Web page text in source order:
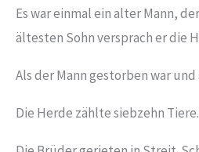
Es war einmal ein alter Mann,
ältesten Sohn versprach er die
Als der Mann gestorben war
Die Herde zählte siebzehn